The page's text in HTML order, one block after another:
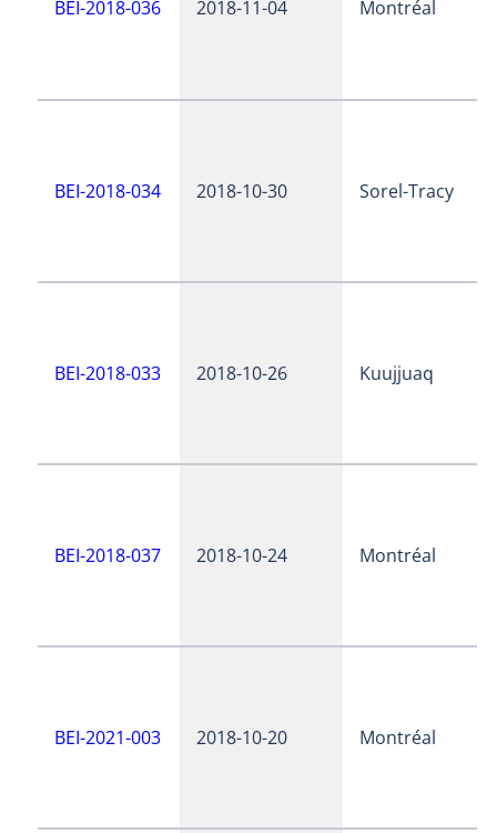
BEI-2018-036 2018-11-04 Montréal
BEI-2018-034 2018-10-30 Sorel-Tracy
BEI-2018-033 2018-10-26 Kuujjuaq
BEI-2018-037 2018-10-24 Montréal
BEI-2021-003 2018-10-20 Montréal